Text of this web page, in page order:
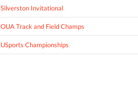
Silverston Invitational
OUA Track and Field Champs
USports Championships